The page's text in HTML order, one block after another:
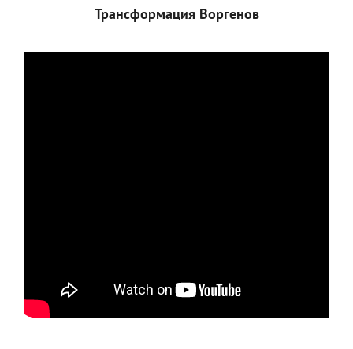
Трансформация Воргенов